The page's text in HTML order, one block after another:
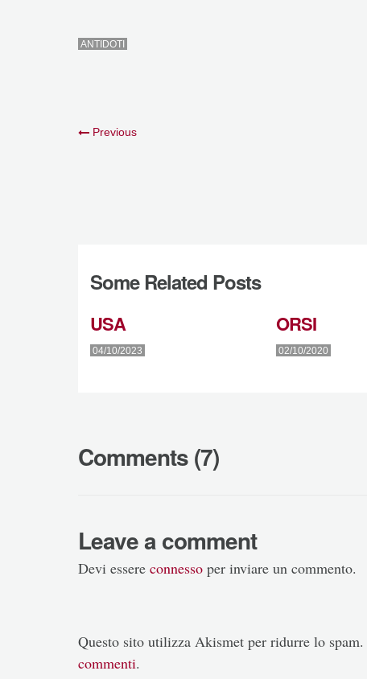
ANTIDOTI
Previous
Some Related Posts
USA
04/10/2023
ORSI
02/10/2020
Comments (7)
Leave a comment
Devi essere connesso per inviare un commento.
Questo sito utilizza Akismet per ridurre lo spam.
commenti.